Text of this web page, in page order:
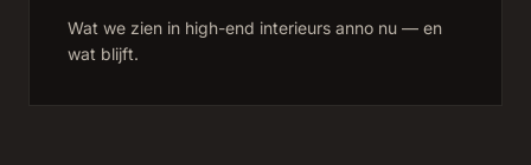
Wat we zien in high-end interieurs anno nu — en
wat blijft.